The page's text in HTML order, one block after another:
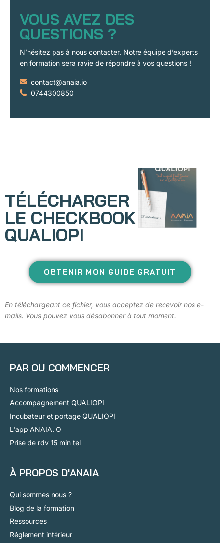
VOUS AVEZ DES
QUESTIONS ?
N’hésitez pas à nous contacter. Notre équipe d’experts
en formation sera ravie de répondre à vos questions !
contact@anaia.io
0744300850
TÉLÉCHARGER
LE CHECKBOOK
QUALIOPI
OBTENIR MON GUIDE GRATUIT
En téléchargeant ce fichier, vous acceptez de recevoir nos e-
mails. Vous pouvez vous désabonner à tout moment.
PAR OU COMMENCER
Nos formations
Accompagnement QUALIOPI
Incubateur et portage QUALIOPI
L'app ANAIA.IO
Prise de rdv 15 min tel
À PROPOS D'ANAIA
Qui sommes nous ?
Blog de la formation
Ressources
Réglement intérieur